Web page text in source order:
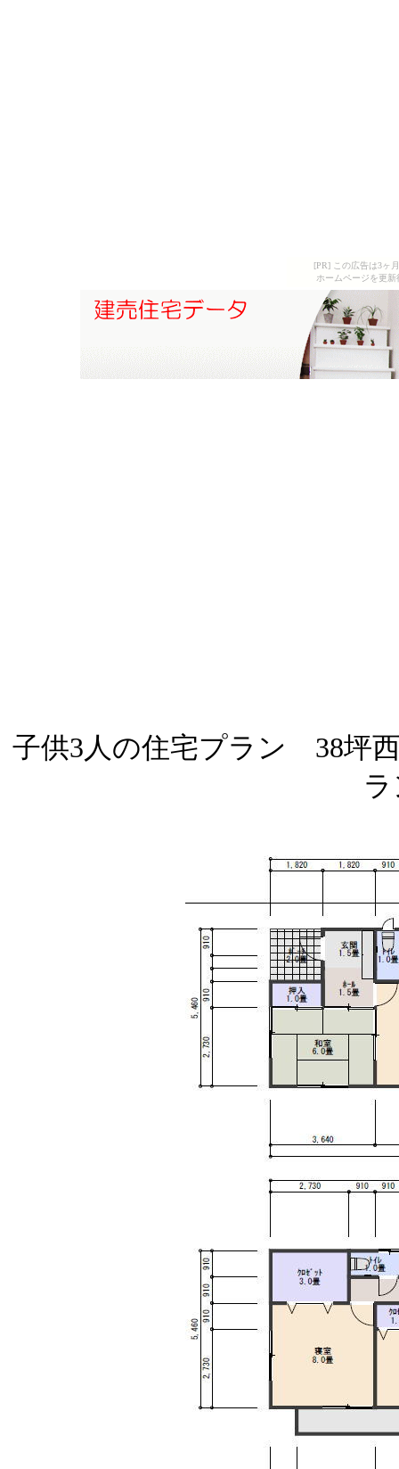
[PR] この広告は3ヶ
ホームページを更
子供3人の住宅プラン 38坪